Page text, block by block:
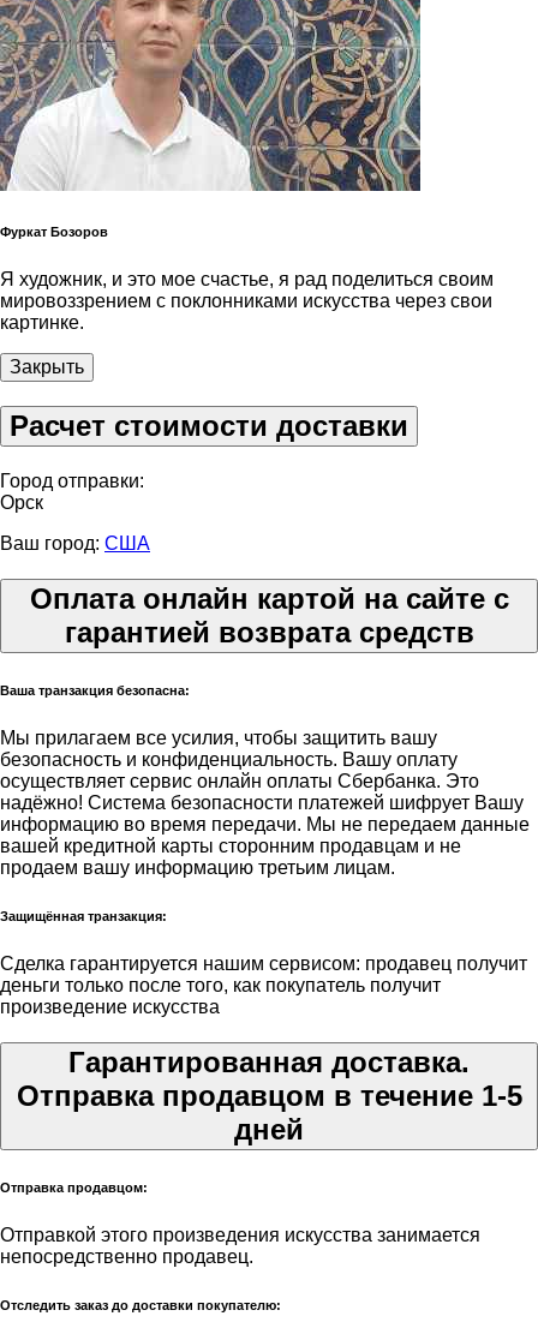
Фуркат Бозоров
Я художник, и это мое счастье, я рад поделиться своим
мировоззрением с поклонниками искусства через свои
картинке.
Закрыть
Расчет стоимости доставки
Город отправки:
Орск
Ваш город: США
Оплата онлайн картой на сайте с
гарантией возврата средств
Ваша транзакция безопасна:
Мы прилагаем все усилия, чтобы защитить вашу
безопасность и конфиденциальность. Вашу оплату
осуществляет сервис онлайн оплаты Сбербанка. Это
надёжно! Система безопасности платежей шифрует Вашу
информацию во время передачи. Мы не передаем данные
вашей кредитной карты сторонним продавцам и не
продаем вашу информацию третьим лицам.
Защищённая транзакция:
Сделка гарантируется нашим сервисом: продавец получит
деньги только после того, как покупатель получит
произведение искусства
Гарантированная доставка.
Отправка продавцом в течение 1-5
дней
Отправка продавцом:
Отправкой этого произведения искусства занимается
непосредственно продавец.
Отследить заказ до доставки покупателю: